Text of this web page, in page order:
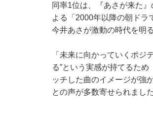
同率1位は、『あさが来た
よる 「2000年以降の朝ドラ
今井あさが激動の時代を明
「未来に向かっていくポジ
る”という実感が持てるた
ッチした曲のイメージが強
との声が多数寄せられました